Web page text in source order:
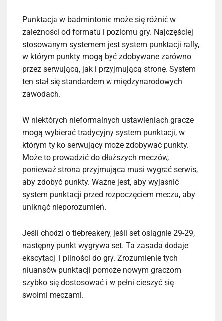
Punktacja w badmintonie może się różnić w
zależności od formatu i poziomu gry. Najczęściej
stosowanym systemem jest system punktacji rally,
w którym punkty mogą być zdobywane zarówno
przez serwującą, jak i przyjmującą stronę. System
ten stał się standardem w międzynarodowych
zawodach.
W niektórych nieformalnych ustawieniach gracze
mogą wybierać tradycyjny system punktacji, w
którym tylko serwujący może zdobywać punkty.
Może to prowadzić do dłuższych meczów,
ponieważ strona przyjmująca musi wygrać serwis,
aby zdobyć punkty. Ważne jest, aby wyjaśnić
system punktacji przed rozpoczęciem meczu, aby
uniknąć nieporozumień.
Jeśli chodzi o tiebreakery, jeśli set osiągnie 29-29,
następny punkt wygrywa set. Ta zasada dodaje
ekscytacji i pilności do gry. Zrozumienie tych
niuansów punktacji pomoże nowym graczom
szybko się dostosować i w pełni cieszyć się
swoimi meczami.